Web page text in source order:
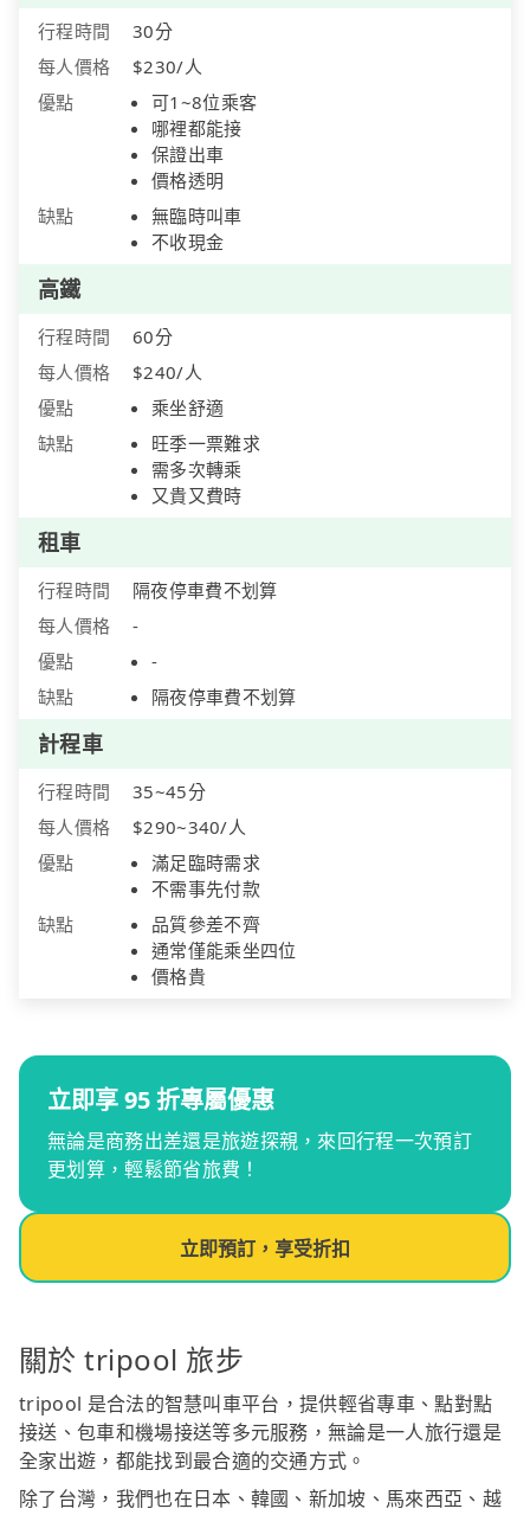
行程時間
30分
每人價格
$230/人
優點
可1~8位乘客
哪裡都能接
保證出車
價格透明
缺點
無臨時叫車
不收現金
高鐵
行程時間
60分
每人價格
$240/人
優點
乘坐舒適
缺點
旺季一票難求
需多次轉乘
又貴又費時
租車
行程時間
隔夜停車費不划算
每人價格
-
優點
-
缺點
隔夜停車費不划算
計程車
行程時間
35~45分
每人價格
$290~340/人
優點
滿足臨時需求
不需事先付款
缺點
品質參差不齊
通常僅能乘坐四位
價格貴
立即享 95 折專屬優惠
無論是商務出差還是旅遊探親，來回行程一次預訂
更划算，輕鬆節省旅費！
立即預訂，享受折扣
關於 tripool 旅步
tripool 是合法的智慧叫車平台，提供輕省專車、點對點
接送、包車和機場接送等多元服務，無論是一人旅行還是
全家出遊，都能找到最合適的交通方式。
除了台灣，我們也在日本、韓國、新加坡、馬來西亞、越